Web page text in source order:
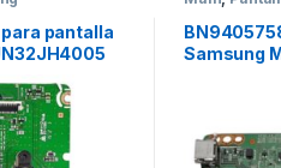
pantalla
Samsung